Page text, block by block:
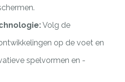
Volg de
op de voet en
spelvormen en -